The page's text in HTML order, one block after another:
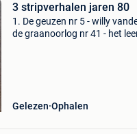
3 stripverhalen jaren 80
1. De geuzen nr 5 - willy
de graanoorlog nr 41 - het
Gelezen Ophalen